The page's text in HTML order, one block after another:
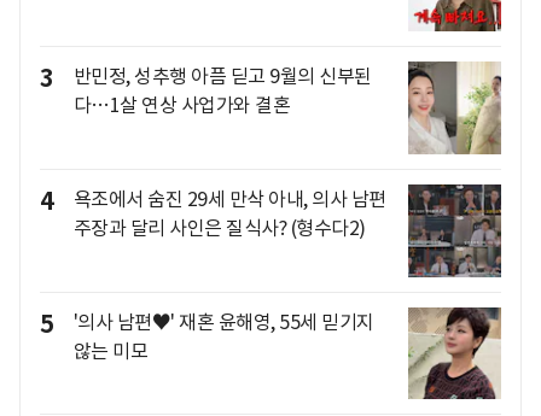
3
반민정, 성추행 아픔 딛고 9월의 신부된
다…1살 연상 사업가와 결혼
4
욕조에서 숨진 29세 만삭 아내, 의사 남편
주장과 달리 사인은 질식사? (형수다2)
5
'의사 남편♥' 재혼 윤해영, 55세 믿기지
않는 미모